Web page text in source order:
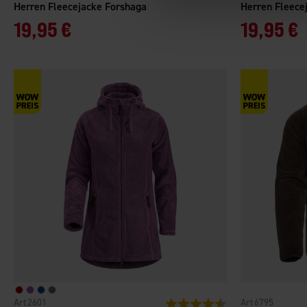
Herren Fleecejacke Forshaga
19,95 €
Herren
19,95 €
2601 Bewertung: 4.3 von 5 Sternen
6795